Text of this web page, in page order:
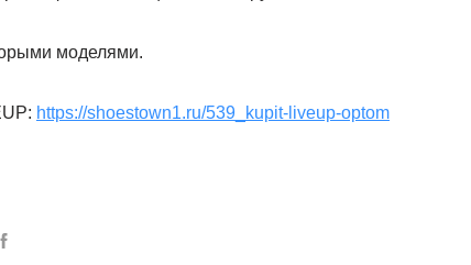
моделями.
https://shoestown1.ru/539_kupit-liveup-optom